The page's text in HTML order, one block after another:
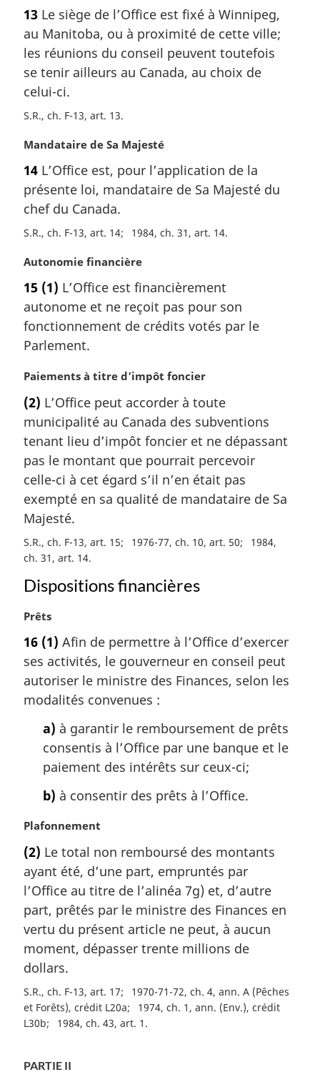
t
e
m
a
g
i
a
e
:
13 Le siège de l’Office est fixé à Winnipeg,
au Manitoba, ou à proximité de cette ville;
les réunions du conseil peuvent toutefois
se tenir ailleurs au Canada, au choix de
celui-ci.
S.R., ch. F-13, art. 13
N
t
e
m
r
i
n
a
e
:
Mandataire de Sa Majesté
14 L’Office est, pour l’application de la
présente loi, mandataire de Sa Majesté du
chef du Canada.
S.R., ch. F-13, art. 14 1984, ch. 31, art. 14
N
t
e
m
a
g
n
a
l
e
:
Autonomie financière
15 (1) L’Office est financièrement
autonome et ne reçoit pas pour son
fonctionnement de crédits votés par le
Parlement.
N
t
e
m
a
r
g
i
n
l
e
:
Paiements à titre d’impôt foncier
(2) L’Office peut accorder à toute
municipalité au Canada des subventions
tenant lieu d’impôt foncier et ne dépassant
pas le montant que pourrait percevoir
celle-ci à cet égard s’il n’en était pas
exempté en sa qualité de mandataire de Sa
Majesté.
S.R., ch. F-13, art. 15 1976-77, ch. 10, art. 50
1984,
ch. 31, art. 14
Dispositions financières
N
t
e
m
a
:
Prêts
16 (1) Afin de permettre à l’Office d’exercer
ses activités, le gouverneur en conseil peut
autoriser le ministre des Finances, selon les
modalités convenues :
a) à garantir le remboursement de prêts
consentis à l’Office par une banque et le
paiement des intérêts sur ceux-ci;
b) à consentir des prêts à l’Office.
N
t
e
m
a
r
g
i
n
l
e
:
Plafonnement
(2) Le total non remboursé des montants
ayant été, d’une part, empruntés par
l’Office au titre de l’alinéa 7g) et, d’autre
part, prêtés par le ministre des Finances en
vertu du présent article ne peut, à aucun
moment, dépasser trente millions de
dollars.
S.R., ch. F-13, art. 17
1970-71-72, ch. 4, ann. A (Pêches
et Forêts), crédit L20a
1974, ch. 1, ann. (Env.), crédit
L30b
1984, ch. 43, art. 1
PARTIE II